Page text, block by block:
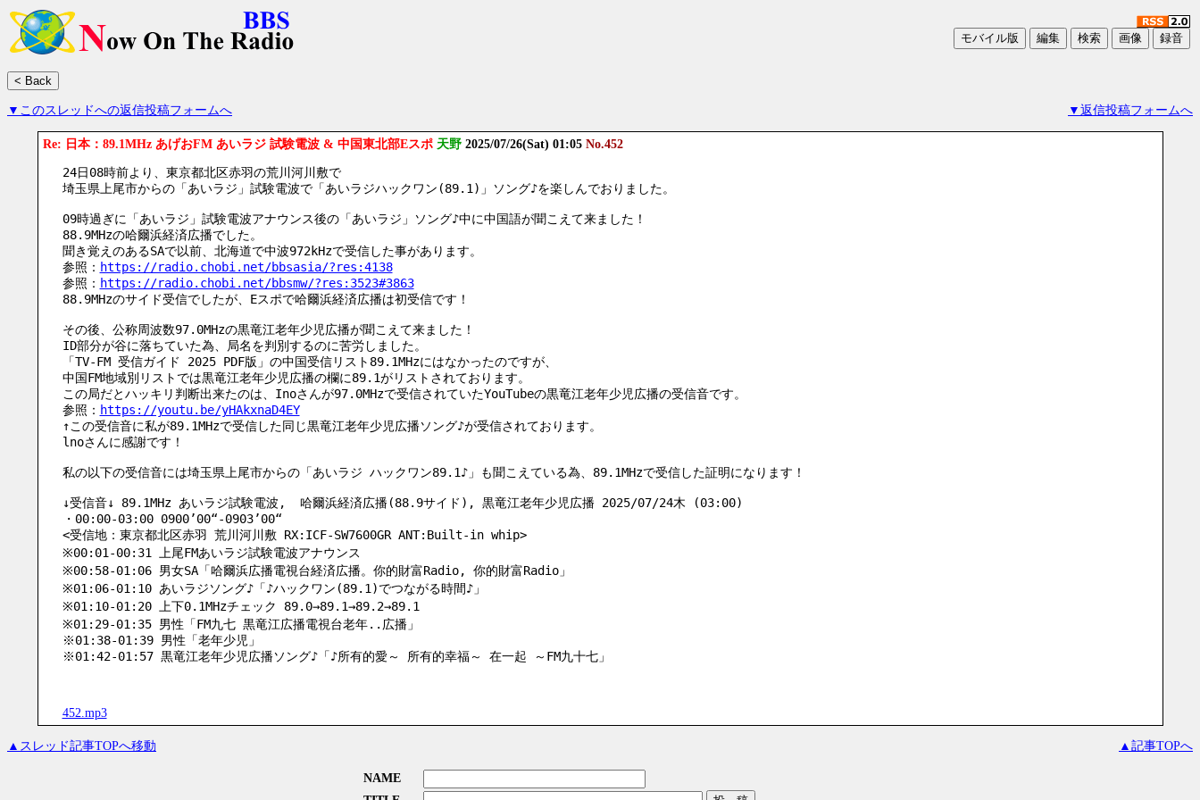
▼このスレッドへの返信投稿フォームへ ▼返信投稿フォームへ
Re: 日本：89.1MHz あげおFM あいラジ 試験電波 & 中国東北部Eスポ 天野 2025/07/26(Sat) 01:05 No.452
24日08時前より、東京都北区赤羽の荒川河川敷で
埼玉県上尾市からの「あいラジ」試験電波で「あいラジハックワン(89.1)」ソング♪を楽しんでおりました。
09時過ぎに「あいラジ」試験電波アナウンス後の「あいラジ」ソング♪中に中国語が聞こえて来ました！
88.9MHzの哈爾浜経済広播でした。
聞き覚えのあるSAで以前、北海道で中波972kHzで受信した事があります。
参照： https://radio.chobi.net/bbsasia/?res:4138
参照： https://radio.chobi.net/bbsmw/?res:3523#3863
88.9MHzのサイド受信でしたが、Eスポで哈爾浜経済広播は初受信です！
その後、公称周波数97.0MHzの黒竜江老年少児広播が聞こえて来ました！
ID部分が谷に落ちていた為、局名を判別するのに苦労しました。
「TV-FM 受信ガイド 2025 PDF版」の中国受信リスト89.1MHzにはなかったのですが、
中国FM地域別リストでは黒竜江老年少児広播の欄に89.1がリストされております。
この局だとハッキリ判断出来たのは、Inoさんが97.0MHzで受信されていたYouTubeの黒竜江老年少児広播の受信音です。
参照： https://youtu.be/yHAkxnaD4EY
↑この受信音に私が89.1MHzで受信した同じ黒竜江老年少児広播ソング♪が受信されております。
lnoさんに感謝です！
私の以下の受信音には埼玉県上尾市からの「あいラジ ハックワン89.1♪」も聞こえている為、89.1MHzで受信した証明になります！
↓受信音↓ 89.1MHz あいラジ試験電波,  哈爾浜経済広播(88.9サイド), 黒竜江老年少児広播 2025/07/24木 (03:00)
・00:00-03:00 0900’00“-0903’00“
<受信地：東京都北区赤羽 荒川河川敷 RX:ICF-SW7600GR ANT:Built-in whip>
※00:01-00:31 上尾FMあいラジ試験電波アナウンス
※00:58-01:06 男女SA「哈爾浜広播電視台経済広播。你的財富Radio, 你的財富Radio」
※01:06-01:10 あいラジソング♪「♪ハックワン(89.1)でつながる時間♪」
※01:10-01:20 上下0.1MHzチェック 89.0→89.1→89.2→89.1
※01:29-01:35 男性「FM九七 黒竜江広播電視台老年..広播」
※01:38-01:39 男性「老年少児」
※01:42-01:57 黒竜江老年少児広播ソング♪「♪所有的愛～ 所有的幸福～ 在一起 ～FM九十七」
452.mp3
▲スレッド記事TOPへ移動 ▲記事TOPへ
NAME